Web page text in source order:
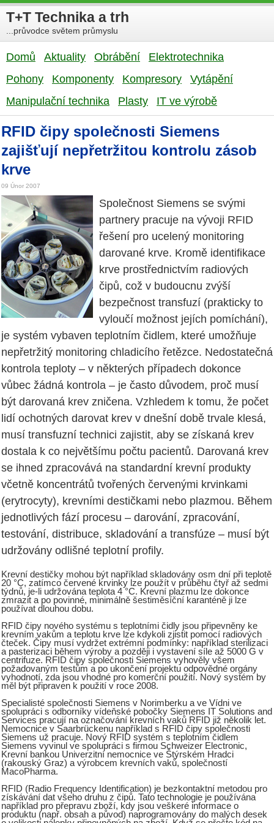
T+T Technika a trh
...průvodce světem průmyslu
Domů Aktuality Obrábění
Elektrotechnika
Pohony
Komponenty Kompresory
Vytápění
Manipulační technika
Plasty IT ve výrobě
RFID čipy společnosti Siemens
zajišťují nepřetržitou kontrolu zásob
krve
09 Únor 2007
Společnost Siemens se svými
partnery pracuje na vývoji RFID
řešení pro ucelený monitoring
darované krve. Kromě identifikace
krve prostřednictvím radiových
čipů, což v budoucnu zvýší
bezpečnost transfuzí (prakticky to
vyloučí možnost jejích pomíchání),
je systém vybaven teplotním čidlem, které umožňuje
nepřetržitý monitoring chladicího řetězce. Nedostatečná
kontrola teploty – v některých případech dokonce
vůbec žádná kontrola – je často důvodem, proč musí
být darovaná krev zničena. Vzhledem k tomu, že počet
lidí ochotných darovat krev v dnešní době trvale klesá,
musí transfuzní technici zajistit, aby se získaná krev
dostala k co největšímu počtu pacientů. Darovaná krev
se ihned zpracovává na standardní krevní produkty
včetně koncentrátů tvořených červenými krvinkami
(erytrocyty), krevními destičkami nebo plazmou. Během
jednotlivých fází procesu – darování, zpracování,
testování, distribuce, skladování a transfúze – musí být
udržovány odlišné teplotní profily.
Krevní destičky mohou být například skladovány osm dní při teplotě
20 °C, zatímco červené krvinky lze použít v průběhu čtyř až sedmi
týdnů, je-li udržována teplota 4 °C. Krevní plazmu lze dokonce
zmrazit a po povinné, minimálně šestiměsíční karanténě ji lze
používat dlouhou dobu.
RFID čipy nového systému s teplotními čidly jsou připevněny ke
krevním vakům a teplotu krve lze kdykoli zjistit pomocí radiových
čteček. Čipy musí vydržet extrémní podmínky: například sterilizaci
a pasterizaci během výroby a později i vystavení síle až 5000 G v
centrifuze. RFID čipy společnosti Siemens vyhověly všem
požadovaným testům a po ukončení projektu odpovědné orgány
vyhodnotí, zda jsou vhodné pro komerční použití. Nový systém by
měl být připraven k použití v roce 2008.
Specialisté společnosti Siemens v Norimberku a ve Vídni ve
spolupráci s odborníky vídeňské pobočky Siemens IT Solutions and
Services pracují na označování krevních vaků RFID již několik let.
Nemocnice v Saarbrückenu například s RFID čipy společnosti
Siemens už pracuje. Nový RFID systém s teplotním čidlem
Siemens vyvinul ve spolupráci s firmou Schweizer Electronic,
Krevní bankou Univerzitní nemocnice ve Štýrském Hradci
(rakouský Graz) a výrobcem krevních vaků, společností
MacoPharma.
RFID (Radio Frequency Identification) je bezkontaktní metodou pro
získávání dat všeho druhu z čipů. Tato technologie je používána
například pro přepravu zboží, kdy jsou veškeré informace o
produktu (např. obsah a původ) naprogramovány do malých desek